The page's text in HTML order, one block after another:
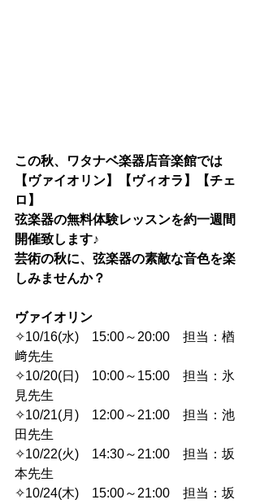
この秋、ワタナベ楽器店音楽館では
【ヴァイオリン】【ヴィオラ】【チェ
ロ】
弦楽器の無料体験レッスンを約一週間
開催致します♪
芸術の秋に、弦楽器の素敵な音色を楽
しみませんか？
ヴァイオリン
✧10/16(水)　15:00～20:00　担当：楢
﨑先生
✧10/20(日)　10:00～15:00　担当：氷
見先生
✧10/21(月)　12:00～21:00　担当：池
田先生
✧10/22(火)　14:30～21:00　担当：坂
本先生
✧10/24(木)　15:00～21:00　担当：坂